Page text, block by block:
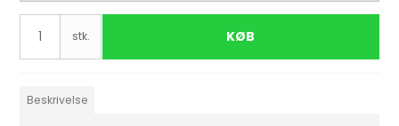
stk. KØB
Beskrivelse